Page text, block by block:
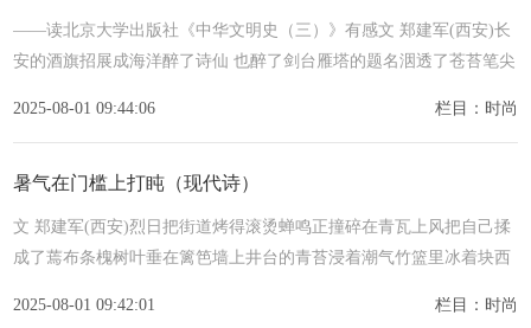
——读北京大学出版社《中华文明史（三）》有感文 郑建军(西安)长
安的酒旗招展成海洋醉了诗仙 也醉了剑台雁塔的题名洇透了苍苔笔尖
2025-08-01 09:44:06
栏目：时尚
暑气在门槛上打盹（现代诗）
文 郑建军(西安)烈日把街道烤得滚烫蝉鸣正撞碎在青瓦上风把自己揉
成了蔫布条槐树叶垂在篱笆墙上井台的青苔浸着潮气竹篮里冰着块西
2025-08-01 09:42:01
栏目：时尚